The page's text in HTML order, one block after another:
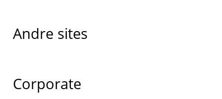
Andre sites
Corporate